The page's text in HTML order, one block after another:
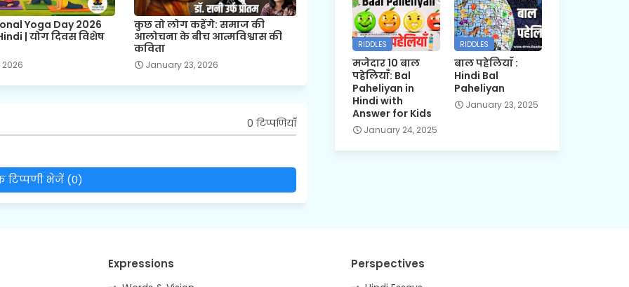
Yoga Day 2026
| योग दिवस विशेष
कुछ तो लोग कहेंगे: समाज की
आलोचना के बीच आत्मविश्वास की
कविता
January 23, 2026
0 टिप्पणियाँ
टिप्पणी भेजें (0)
RIDDLES
मजेदार 10 बाल
पहेलियाँ: Bal
Paheliyan in
Hindi with
Answer for Kids
January 24, 2025
RIDDLES
बाल पहेलियाँ :
Hindi Bal
Paheliyan
January 23, 2025
Expressions Perspectives